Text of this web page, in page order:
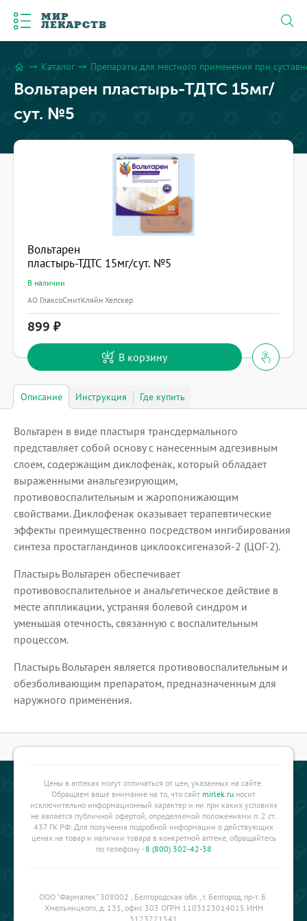
МИР
ЛЕКАРСТВ
home arrow_right_alt Каталог arrow_right_alt Препараты для местного применения при
Вольтарен пластырь-ТДТС 15мг/
сут. №5
Вольтарен
пластырь-ТДТС 15мг/сут. №5
В наличии
АО ГлаксоСмитКляйн Хелскер
899
В корзину
Описание Инструкция Где купить
Вольтарен в виде пластыря трансдермального
представляет собой основу с нанесенным адгезивным
слоем, содержащим диклофенак, который обладает
выраженными анальгезирующим,
противовоспалительным и жаропонижающим
свойствами. Диклофенак оказывает терапевтические
эффекты преимущественно посредством ингибирования
синтеза простагландинов циклооксигеназой-2 (ЦОГ-2).
Пластырь Вольтарен обеспечивает
противовоспалительное и анальгетическое действие в
месте аппликации, устраняя болевой синдром и
уменьшая отечность, связанную с воспалительным
процессом.
Пластырь Вольтарен является противовоспалительным и
обезболивающим препаратом, предназначенным для
наружного применения.
Цены в аптеках могут отличаться от цен, указанных на сайте.
Обращаем ваше внимание на то, что сайт mirlek.ru носит
исключительно информационный характер и ни при каких условиях
не является публичной офертой, определяемой положениями п. 2 ст.
437 ГК РФ. Для получения подробной информации о действующих
ценах на товар и наличии товара в конкретной аптеке, обращайтесь
по телефону -8 (800) 302-42-38
ООО "Фармалек" 308002 , Белгородская обл., г. Белгород, пр-т. Б.
Хмельницкого, д. 131, офис 303 ОГРН 1103123014015 ИНН
3123221541